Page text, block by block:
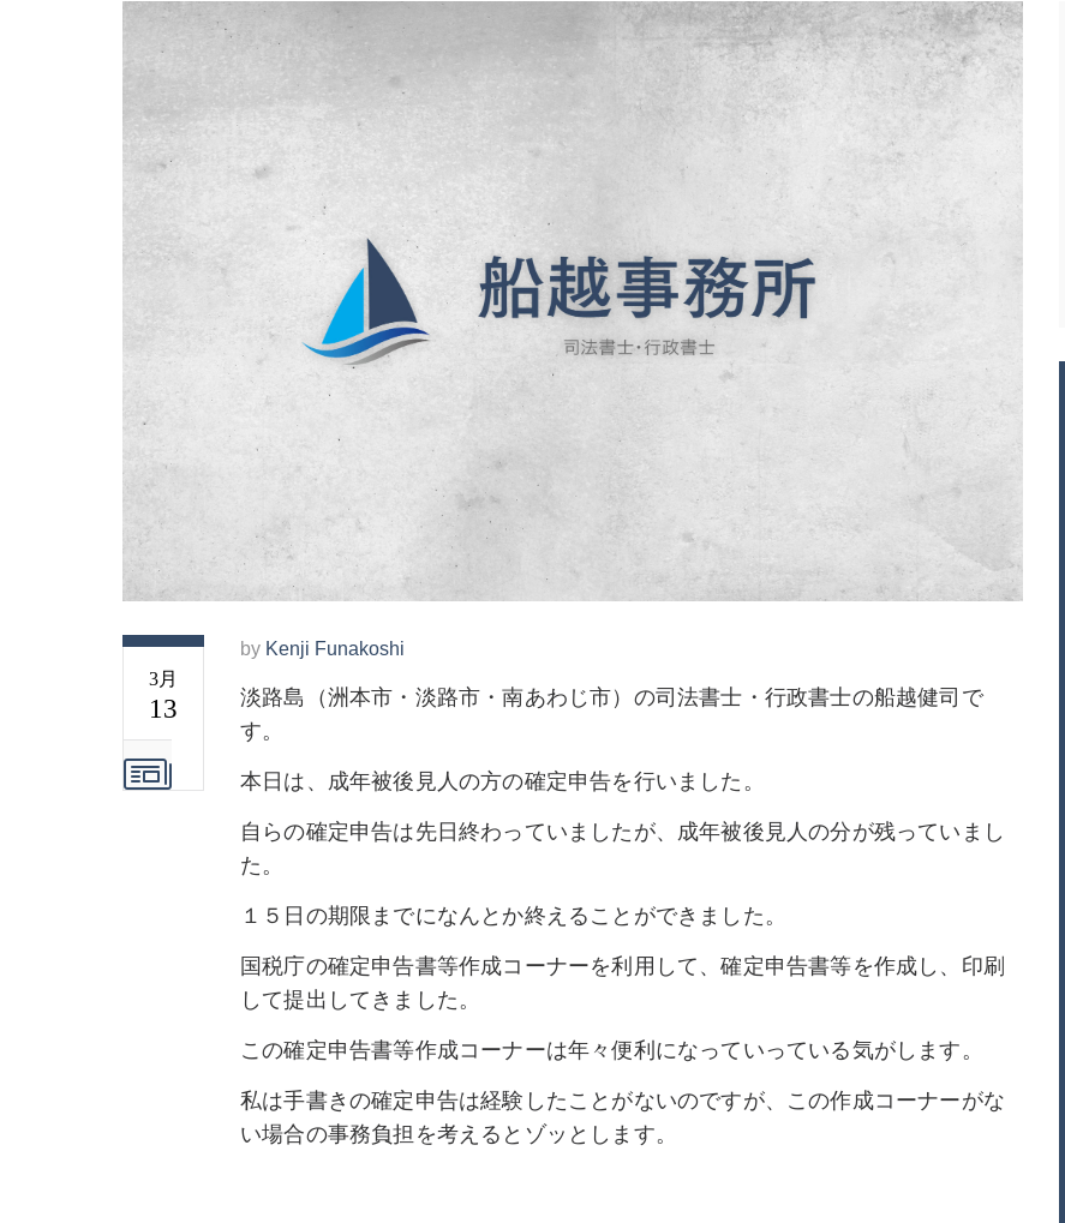
3月
13
by Kenji Funakoshi
淡路島（洲本市・淡路市・南あわじ市）の司法書士・行政書士の船越健司で
す。
本日は、成年被後見人の方の確定申告を行いました。
自らの確定申告は先日終わっていましたが、成年被後見人の分が残っていまし
た。
１５日の期限までになんとか終えることができました。
国税庁の確定申告書等作成コーナーを利用して、確定申告書等を作成し、印刷
して提出してきました。
この確定申告書等作成コーナーは年々便利になっていっている気がします。
私は手書きの確定申告は経験したことがないのですが、この作成コーナーがな
い場合の事務負担を考えるとゾッとします。